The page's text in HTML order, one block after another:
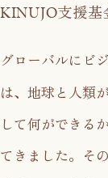
KINUJO支援基
グローバルにビ
は、 地球と人類
して何ができる
てきました。
そ